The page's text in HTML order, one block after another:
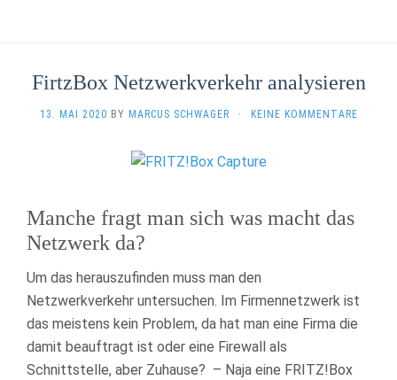
FirtzBox Netzwerkverkehr analysieren
13. MAI 2020 BY MARCUS SCHWAGER · KEINE KOMMENTARE
Manche fragt man sich was macht das
Netzwerk da?
Um das herauszufinden muss man den
Netzwerkverkehr untersuchen. Im Firmennetzwerk ist
das meistens kein Problem, da hat man eine Firma die
damit beauftragt ist oder eine Firewall als
Schnittstelle, aber Zuhause? – Naja eine FRITZ!Box